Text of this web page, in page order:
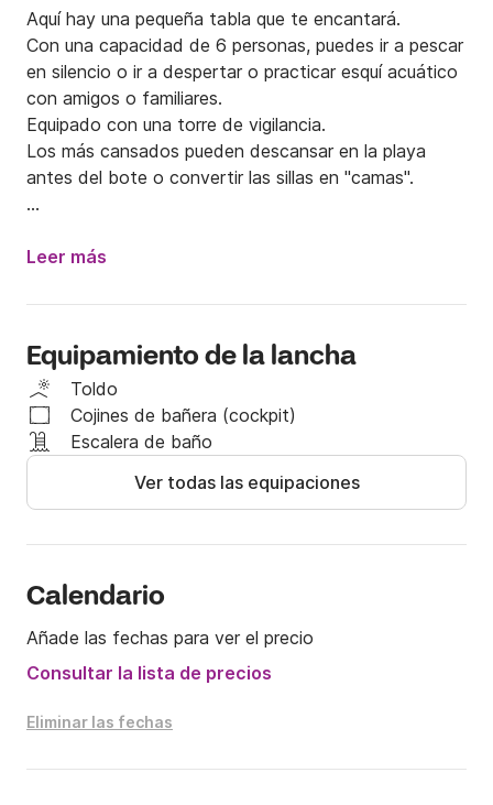
Aquí hay una pequeña tabla que te encantará.
Con una capacidad de 6 personas, puedes ir a pescar
en silencio o ir a despertar o practicar esquí acuático
con amigos o familiares.
Equipado con una torre de vigilancia.
Los más cansados ​​pueden descansar en la playa
antes del bote o convertir las sillas en "camas".
restaurantes que no dudaremos en contactar con
Visite el sitio histórico de Yvoire, admire las
conocer el famoso chorro de agua
Estamos ubicados en Sciez sur Leman, entre Ginebra
y Evian, un punto estratégico del lago junto al lago
y niños, así como esquí acuático para adultos y niños.
Leer más
Equipamiento de la lancha
Toldo
Cojines de bañera (cockpit)
Escalera de baño
Ver todas las equipaciones
Calendario
Añade las fechas para ver el precio
Consultar la lista de precios
Eliminar las fechas